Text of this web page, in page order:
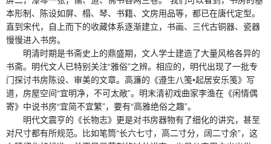
本形制、陈设如屏、榻、琴、书籍、文房用品等，都已在唐代定型。
直到宋代，自上而下的收藏体系逐渐建立，书画、三代古铜器、瓷器
慢慢进入书房。
明清时期是书斋史上的鼎盛期，文人学士建造了大量风格各异的
书斋。明代文人已特别关注“雅俗”之辨。相应的，明代出现了一批专
门探讨书房陈设、审美的文章。高濂的《遵生八笺•起居安乐笺》写
道，房屋空间“宜明净，不可太敞”。明末清初戏曲家李渔在《闲情偶
寄》中说书房“宜简不宜繁”，要有“高雅绝俗之趣”。
明代文震亨的《长物志》更是对书房器物有了细化的讲究，甚至
对尺寸都有所规范。比如笔筒“长六七寸，高二寸分，阔二寸余”，这